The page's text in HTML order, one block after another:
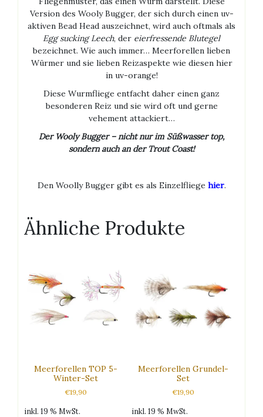
Version des Wooly Bugger, der sich durch einen uv-
aktiven Bead Head auszeichnet, wird auch oftmals als
Egg sucking Leech, der eierfressende Blutegel
bezeichnet. Wie auch immer… Meerforellen lieben
Würmer und sie lieben Reizaspekte wie diesen hier
in uv-orange!
Diese Wurmfliege entfacht daher einen ganz
besonderen Reiz und sie wird oft und gerne
vehement attackiert…
Der Wooly Bugger – nicht nur im Süßwasser top,
sondern auch an der Trout Coast!
Den Woolly Bugger gibt es als Einzelfliege hier.
Ähnliche Produkte
Meerforellen TOP 5-
Winter-Set
€19,90
inkl. 19 % MwSt.
Meerforellen Grundel-
Set
€19,90
inkl. 19 % MwSt.